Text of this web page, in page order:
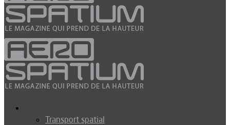
Transport spatial